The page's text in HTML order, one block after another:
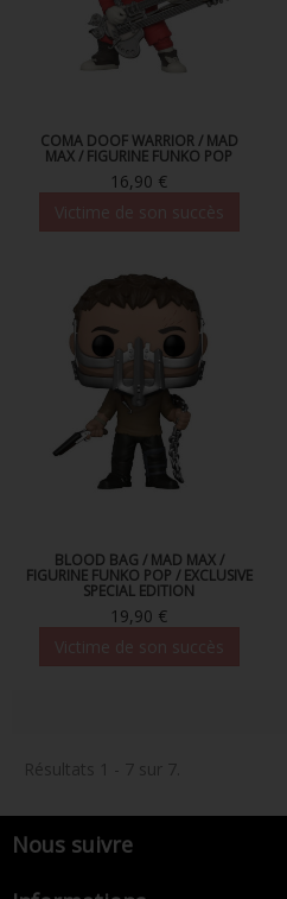
COMA DOOF WARRIOR / MAD
MAX / FIGURINE FUNKO POP
16,90 €
BLOOD BAG / MAD MAX /
FIGURINE FUNKO POP / EXCLUSIVE
SPECIAL EDITION
19,90 €
Résultats 1 - 7 sur 7.
Nous suivre